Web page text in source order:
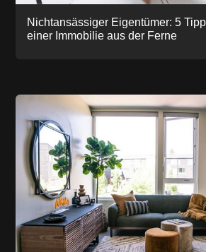
Nichtansässiger Eigentümer: 5
einer Immobilie aus der Ferne